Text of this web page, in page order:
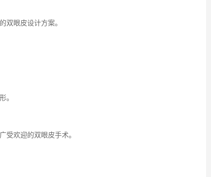
双眼皮设计方案。
。
受欢迎的双眼皮手术。